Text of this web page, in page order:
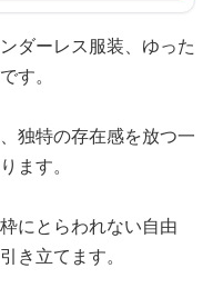
ダーレス服装、ゆった
す。
独特の存在感を放つ一
ます。
にとらわれない自由
き立てます。